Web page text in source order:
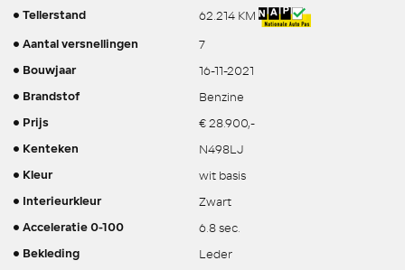
Tellerstand 62.214 KM
Aantal versnellingen 7
Bouwjaar 16-11-2021
Brandstof Benzine
Prijs € 28.900,-
Kenteken N498LJ
Kleur wit basis
Interieurkleur Zwart
Acceleratie 0-100 6.8 sec.
Bekleding Leder